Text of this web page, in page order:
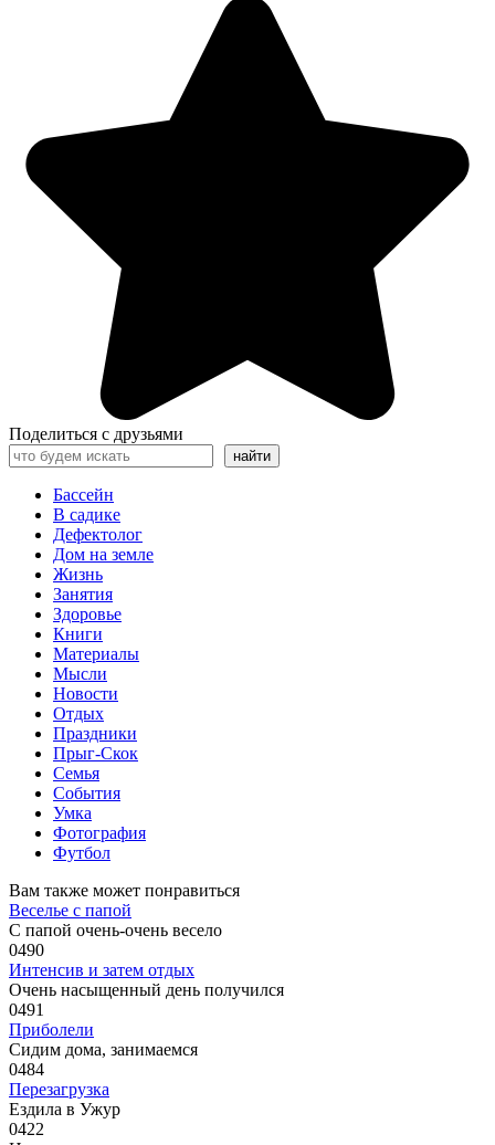
Поделиться с друзьями
Поиск
найти
Бассейн
В садике
Дефектолог
Дом на земле
Жизнь
Занятия
Здоровье
Книги
Материалы
Мысли
Новости
Отдых
Праздники
Прыг-Скок
Семья
События
Умка
Фотография
Футбол
Вам также может понравиться
Веселье с папой
С папой очень-очень весело
0490
Интенсив и затем отдых
Очень насыщенный день получился
0491
Приболели
Сидим дома, занимаемся
0484
Перезагрузка
Ездила в Ужур
0422